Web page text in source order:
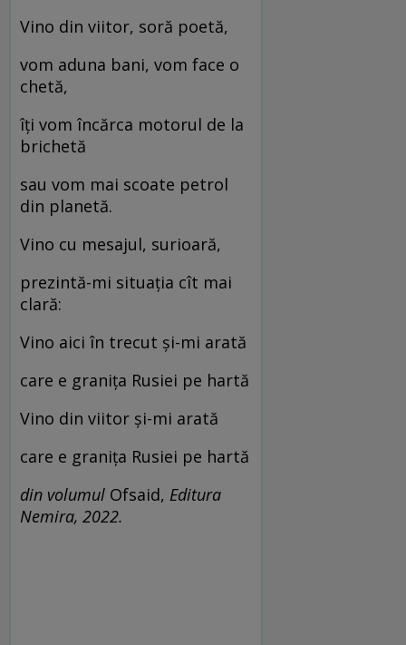
Vino din viitor, soră poetă,
vom aduna bani, vom face o
chetă,
îți vom încărca motorul de la
brichetă
sau vom mai scoate petrol
din planetă.
Vino cu mesajul, surioară,
prezintă-mi situația cît mai
clară:
Vino aici în trecut și-mi arată
care e granița Rusiei pe hartă
Vino din viitor și-mi arată
care e granița Rusiei pe hartă
din volumul Ofsaid, Editura
Nemira, 2022.